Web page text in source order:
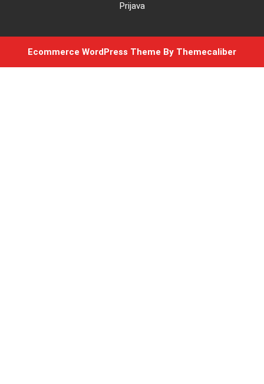
Prijava
Ecommerce WordPress Theme By Themecaliber